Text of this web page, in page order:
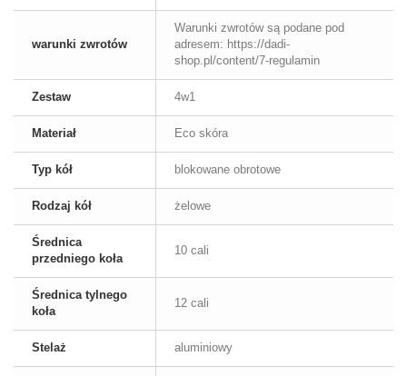
warunki zwrotów
Warunki zwrotów są podane pod
adresem: https://dadi-
shop.pl/content/7-regulamin
Zestaw 4w1
Materiał Eco skóra
Typ kół blokowane obrotowe
Rodzaj kół żelowe
Średnica
przedniego koła
10 cali
Średnica tylnego
koła
12 cali
Stelaż aluminiowy